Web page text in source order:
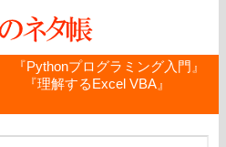
『Pythonプログラミング入門』
『理解するExcel VBA』